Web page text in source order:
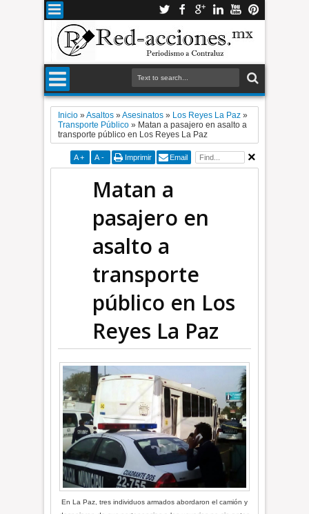
Inicio »Asaltos »Asesinatos » Los Reyes La Paz »
Transporte Público » Matan a pasajero en asalto a
transporte público en Los Reyes La Paz
A + A - Imprimir Email
Matan a
pasajero en
asalto a
transporte
público en Los
Reyes La Paz
En La Paz, tres individuos armados abordaron el camión y